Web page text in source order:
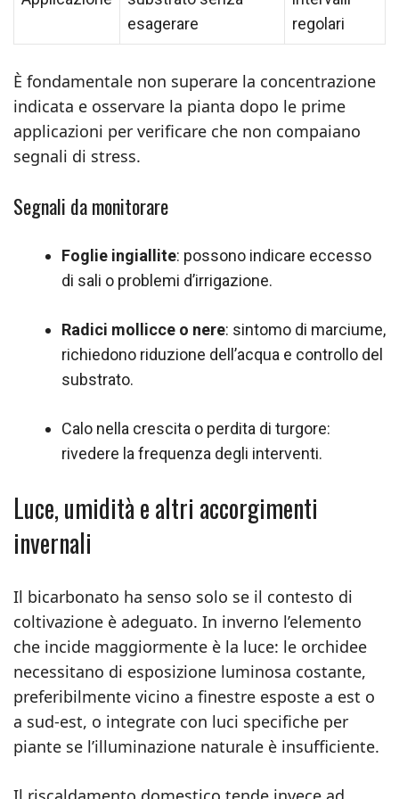
esagerare
regolari
È fondamentale non superare la concentrazione
indicata e osservare la pianta dopo le prime
applicazioni per verificare che non compaiano
segnali di stress.
Segnali da monitorare
Foglie ingiallite: possono indicare eccesso
di sali o problemi d’irrigazione.
Radici mollicce o nere: sintomo di marciume,
richiedono riduzione dell’acqua e controllo del
substrato.
Calo nella crescita o perdita di turgore:
rivedere la frequenza degli interventi.
Luce, umidità e altri accorgimenti
invernali
Il bicarbonato ha senso solo se il contesto di
coltivazione è adeguato. In inverno l’elemento
che incide maggiormente è la luce: le orchidee
necessitano di esposizione luminosa costante,
preferibilmente vicino a finestre esposte a est o
a sud-est, o integrate con luci specifiche per
piante se l’illuminazione naturale è insufficiente.